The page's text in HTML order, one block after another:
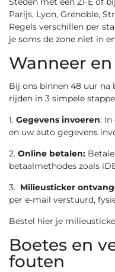
Parijs, Lyon, Grenoble,
Regels verschillen per
je soms de zone niet in
Wanneer
Bij ons binnen 48 uur
rijden in 3 simpele
1. Gegevens invoeren:
en uw auto gegevens
2. Online betalen:
betaalmethodes zoals
3. Milieusticker
per e-mail verstuurd,
Bestel hier je
Boetes en
fouten